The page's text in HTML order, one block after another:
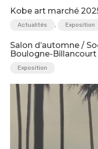
Kobe art marché
Actualités , Exposition
Salon d’automne /
Boulogne-Billancourt
Exposition